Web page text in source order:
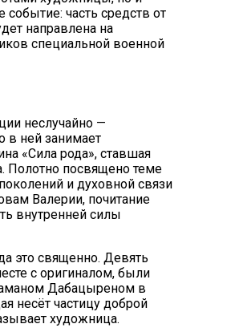
событие: часть средств от
направлена на
специальной военной
неслучайно —
в ней занимает
«Сила рода», ставшая
Полотно посвящено теме
и духовной связи
Валерии, почитание
внутренней силы
это священно. Девять
с оригиналом, были
Дабацыреном в
несёт частицу доброй
художница.